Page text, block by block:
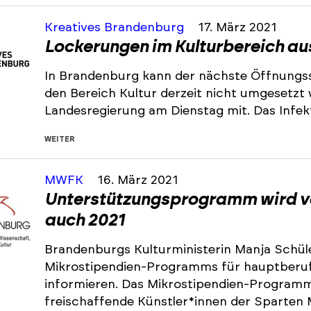
Kreatives Brandenburg 17. März 2021
Lockerungen im Kulturbereich
In Brandenburg kann der nächste
den Bereich Kultur derzeit nicht umgesetzt
Landesregierung am Dienstag mit. Das
WEITER
MWFK 16. März 2021
Unterstützungsprogramm wird
auch 2021
Brandenburgs Kulturministerin Manja
Mikrostipendien-Programms für
informieren. Das Mikrostipendien-
freischaffende Künstler*innen der Sparten